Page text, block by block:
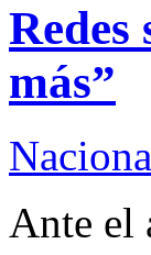
Redes
más”
Ante el